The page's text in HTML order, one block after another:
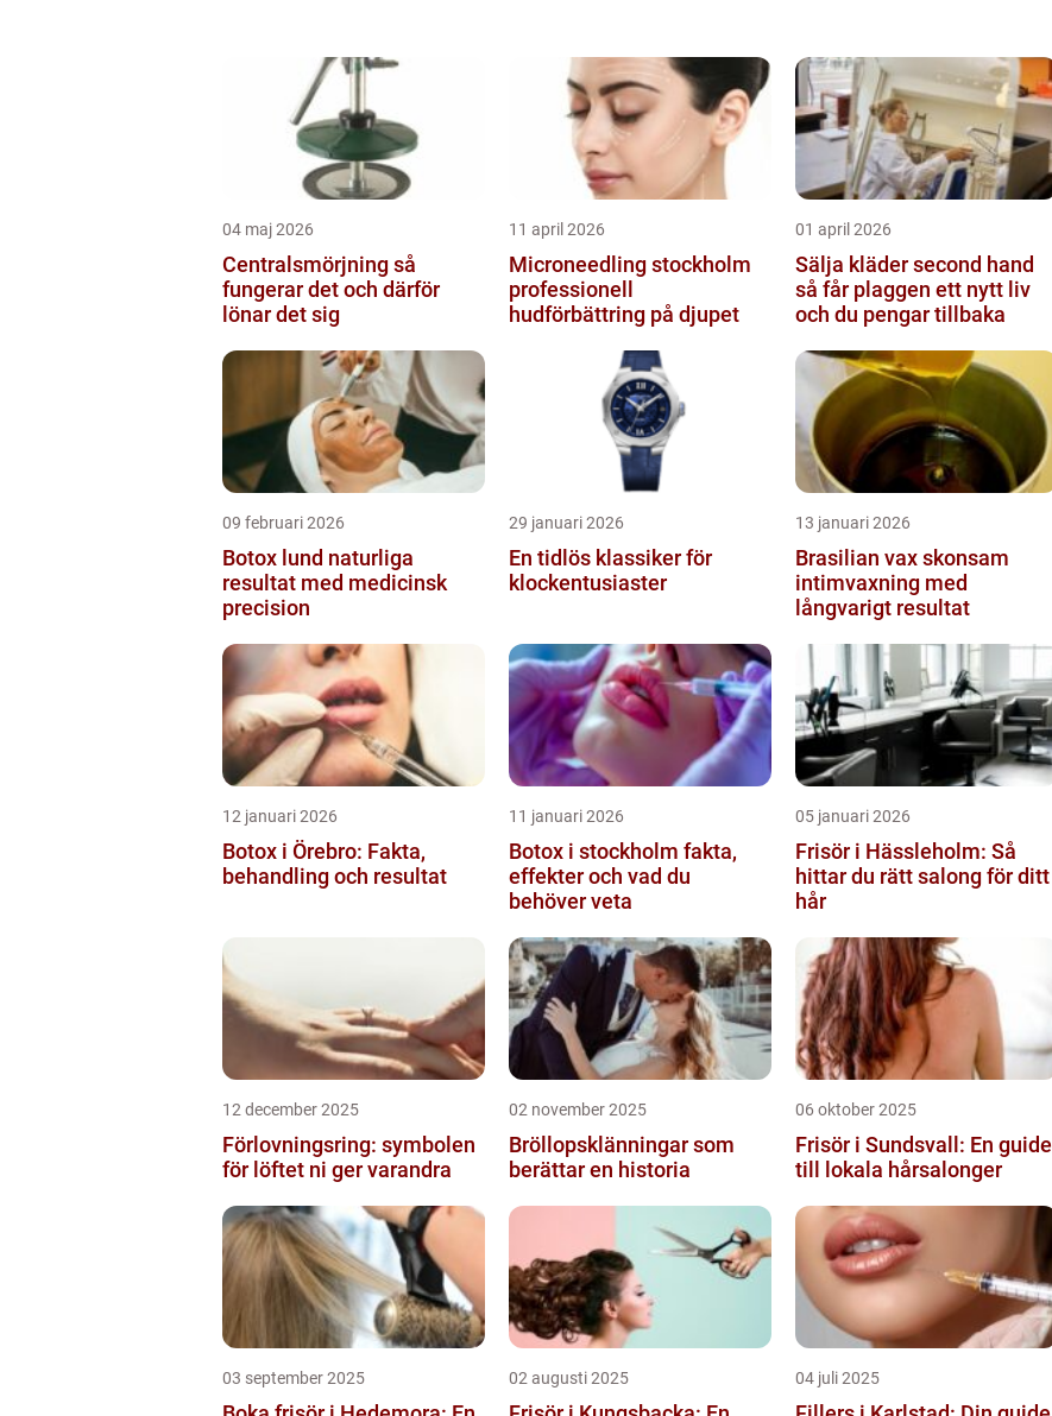
04 maj 2026
Centralsmörjning så
fungerar det och därför
lönar det sig
11 april 2026
Microneedling stockholm
professionell
hudförbättring på djupet
01 april 2026
Sälja kläder second hand
så får plaggen ett nytt liv
och du pengar tillbaka
09 februari 2026
Botox lund naturliga
resultat med medicinsk
precision
29 januari 2026
En tidlös klassiker för
klockentusiaster
13 januari 2026
Brasilian vax skonsam
intimvaxning med
långvarigt resultat
12 januari 2026
Botox i Örebro: Fakta,
behandling och resultat
11 januari 2026
Botox i stockholm fakta,
effekter och vad du
behöver veta
05 januari 2026
Frisör i Hässleholm: Så
hittar du rätt salong för ditt
hår
12 december 2025
Förlovningsring: symbolen
för löftet ni ger varandra
02 november 2025
Bröllopsklänningar som
berättar en historia
06 oktober 2025
Frisör i Sundsvall: En guide
till lokala hårsalonger
03 september 2025 02 augusti 2025 04 juli 2025